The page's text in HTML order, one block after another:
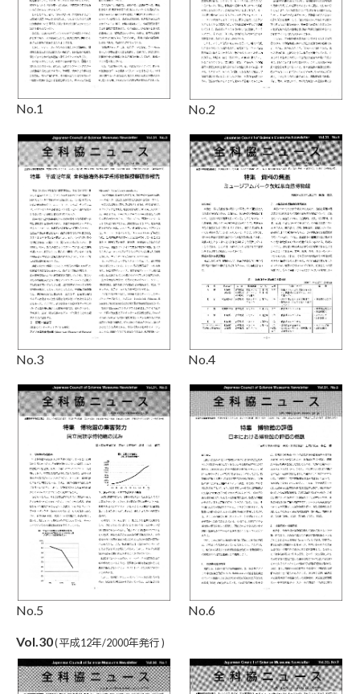
No.1 No.2
No.3 No.4
No.5 No.6
Vol.30( 平成12年/2000年発行 )